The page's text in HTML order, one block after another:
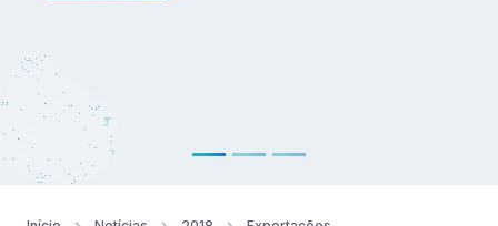
Ver notícia